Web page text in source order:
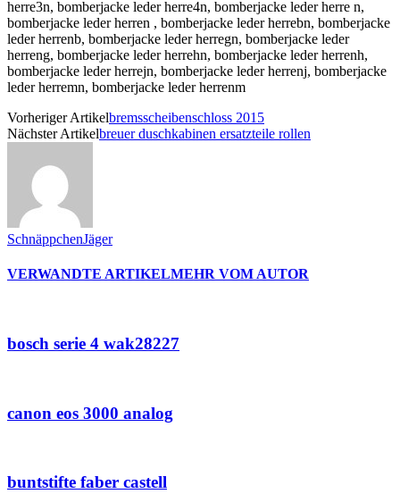
Vorheriger Artikelbremsscheibenschloss 2015
Nächster Artikelbreuer duschkabinen ersatzteile rollen
SchnäppchenJäger
VERWANDTE ARTIKELMEHR VOM AUTOR
bosch serie 4 wak28227
canon eos 3000 analog
buntstifte faber castell